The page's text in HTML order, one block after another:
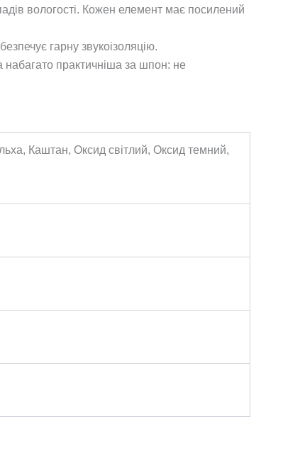
вологості. Кожен елемент має посилений
гарну звукоізоляцію.
практичніша за шпон: не
Каштан, Оксид світлий, Оксид темний,